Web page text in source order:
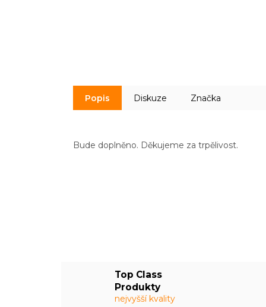
Top Class
Produkty
nejvyšší kvality
Popis Diskuze Značka
Bude doplněno. Děkujeme za trpělivost.